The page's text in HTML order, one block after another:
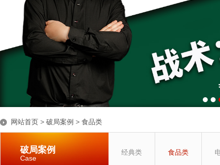
网站首页 > 破局案例 > 食品类
破局案例
Case
经典类 食品类